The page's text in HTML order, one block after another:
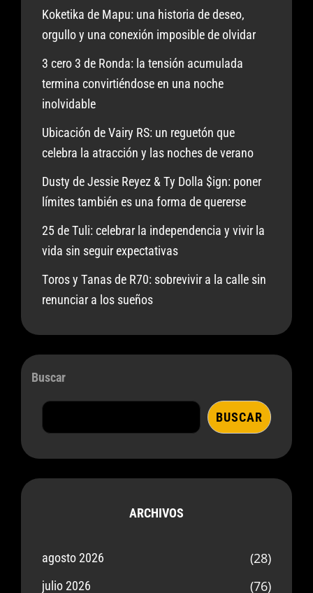
Koketika de Mapu: una historia de deseo,
orgullo y una conexión imposible de olvidar
3 cero 3 de Ronda: la tensión acumulada
termina convirtiéndose en una noche
inolvidable
Ubicación de Vairy RS: un reguetón que
celebra la atracción y las noches de verano
Dusty de Jessie Reyez & Ty Dolla $ign: poner
límites también es una forma de quererse
25 de Tuli: celebrar la independencia y vivir la
vida sin seguir expectativas
Toros y Tanas de R70: sobrevivir a la calle sin
renunciar a los sueños
Buscar
BUSCAR
ARCHIVOS
agosto 2026 (28)
julio 2026 (76)